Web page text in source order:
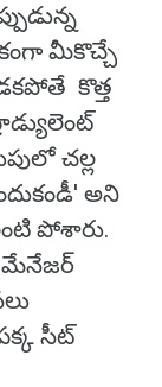
మీకొచ్చే
కొత్త
చల్ల
అని
పోశారు.
సీట్